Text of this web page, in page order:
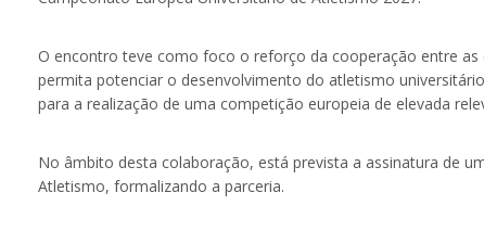
O encontro teve como foco o reforço da cooperação entre
permita potenciar o desenvolvimento do atletismo
para a realização de uma competição europeia de elevada
No âmbito desta colaboração, está prevista a assinatura de
Atletismo, formalizando a parceria.